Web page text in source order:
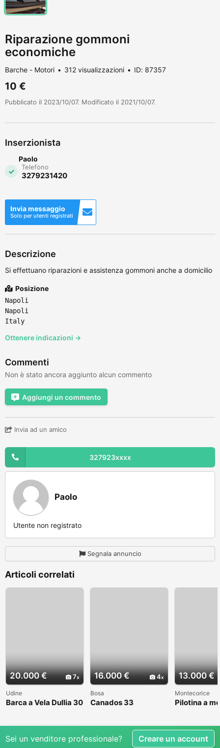
Riparazione gommoni
economiche
Barche - Motori 312 visualizzazioni ID: 87357
10 €
Pubblicato il 2023/10/07. Modificato il 2021/10/07.
Inserzionista
Paolo
Telefono
3279231420
Invia messaggio
Solo per utenti registrati
Descrizione
Si effettuano riparazioni e assistenza gommoni anche a domicilio
Posizione
Napoli
Napoli
Italy
Ottenere indicazioni →
Commenti
Non è stato ancora aggiunto alcun commento
Aggiungi un commento
Invia ad un amico
327923xxxx
Paolo
Utente non registrato
Segnala annuncio
Articoli correlati
20.000 € 7
Udine
Barca a Vela Dullia 30
16.000 € 4
Bosa
Canados 33
13.000 €
Montecorice
Pilotina a
Sei un venditore professionale? Creare un account